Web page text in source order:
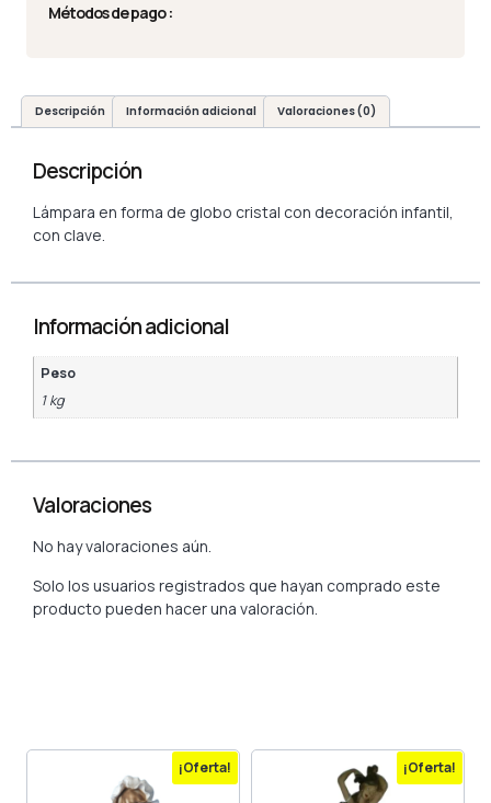
Métodos de pago :
Descripción Información adicional Valoraciones (0)
Descripción
Lámpara en forma de globo cristal con decoración infantil,
con clave.
Información adicional
Peso
1 kg
Valoraciones
No hay valoraciones aún.
Solo los usuarios registrados que hayan comprado este
producto pueden hacer una valoración.
¡Oferta! ¡Oferta!